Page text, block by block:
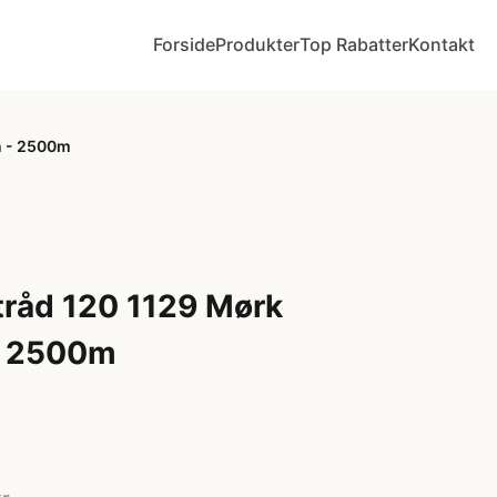
ForsideProdukterTop RabatterKontakt
- 2500m
120 1129 Mørk